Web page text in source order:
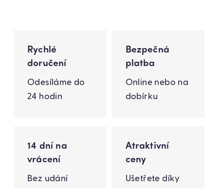
Rychlé
doručení
Odesíláme do
24 hodin
Bezpečná
platba
Online nebo na
dobírku
14 dní na
vrácení
Bez udání
Atraktivní
ceny
Ušetřete díky